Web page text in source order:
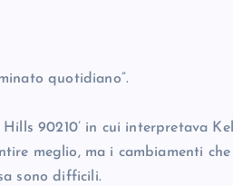
quotidiano”.
90210’ in cui interpretava
meglio, ma i cambiamenti
sono difficili.